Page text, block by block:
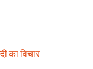
का विचार